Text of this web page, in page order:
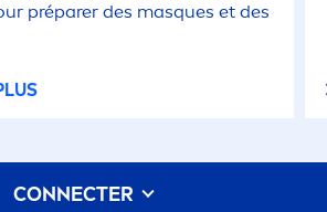
préparer des masques et des
CONNECTER